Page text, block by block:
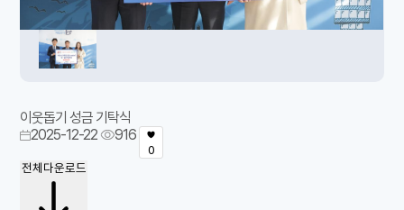
이웃돕기 성금 기탁식
2025-12-22
916
0
전체다운로드